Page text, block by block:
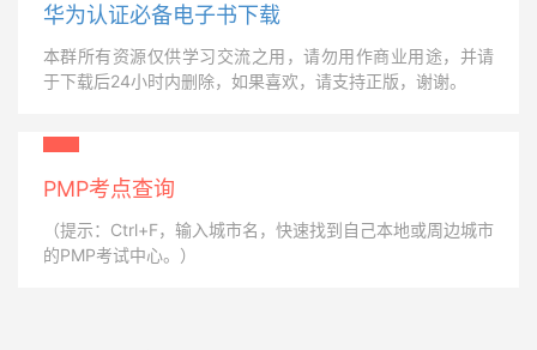
华为认证必备电子书下载
本群所有资源仅供学习交流之用，请勿用作商业用途，并请
于下载后24小时内删除，如果喜欢，请支持正版，谢谢。
PMP考点查询
（提示：Ctrl+F，输入城市名，快速找到自己本地或周边城市
的PMP考试中心。）